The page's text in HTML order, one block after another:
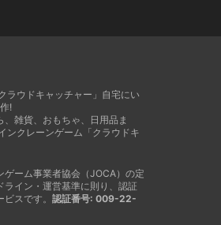
ラウドキャッチャー」自宅にい
!
雑貨、おもちゃ、日用品ま
ンクレーンゲーム「クラウドキ
ゲーム事業者協会（JOCA）の定
イン・運営基準に則り、認証
スです。 認証番号: 009-22-